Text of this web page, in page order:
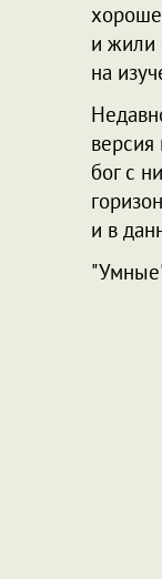
и жили
на
бог с
и в